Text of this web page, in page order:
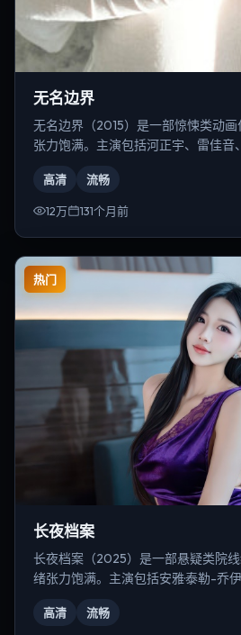
无名边界
无名边界（2015）是一部惊悚类动
张力饱满。主演包括河正宇、雷佳音
高清 流畅
12万 131个月前
热门
长夜档案
长夜档案（2025）是一部悬疑类院
绪张力饱满。主演包括安雅·泰勒-乔
高清 流畅